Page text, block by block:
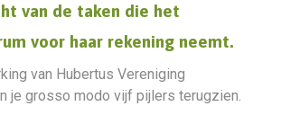
van de taken die het
voor haar rekening neemt.
van Hubertus Vereniging
je grosso modo vijf pijlers terugzien.